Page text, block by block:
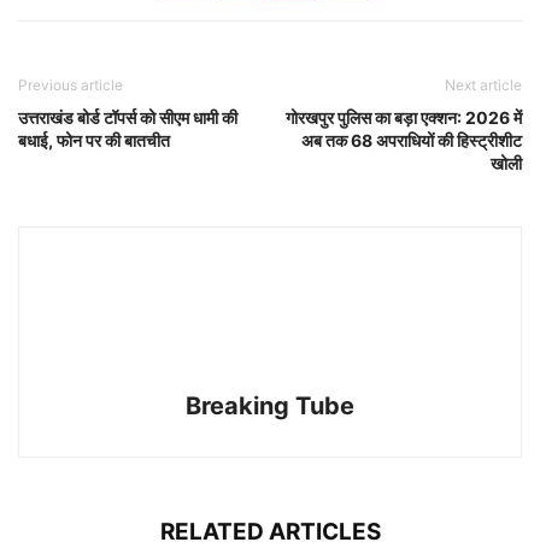
Previous article
उत्तराखंड बोर्ड टॉपर्स को सीएम धामी की
बधाई, फोन पर की बातचीत
Next article
गोरखपुर पुलिस का बड़ा एक्शन: 2026 में
अब तक 68 अपराधियों की हिस्ट्रीशीट
खोली
Breaking Tube
RELATED ARTICLES